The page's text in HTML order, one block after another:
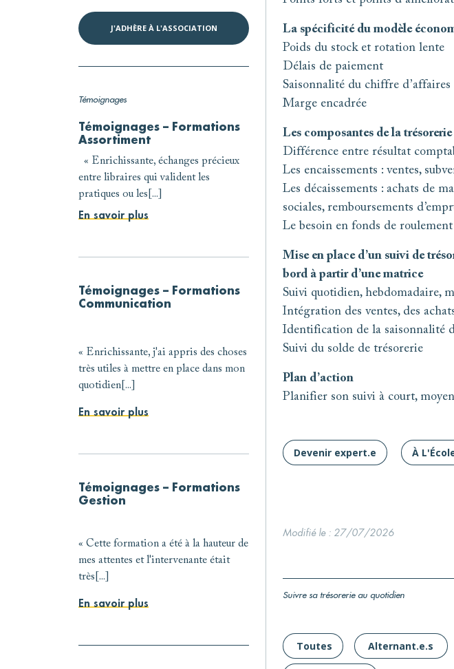
La spécificité du modèle
Poids du stock et rotation lente
Délais de paiement
Saisonnalité du chiffre d’affaires
Marge encadrée
Les composantes de la trésorerie
Différence entre résultat
Les encaissements : ventes,
Les décaissements : achats de
sociales, remboursements
Le besoin en fonds de
Mise en place d’un suivi de
bord à partir d’une matrice
Suivi quotidien, hebdomadaire,
Intégration des ventes, des
Identification de la saisonnalité
Suivi du solde de trésorerie
Plan d’action
Planifier son suivi à court,
Devenir expert.e À
Modifié le : 27/07/2026
Suivre sa trésorerie au quotidien
Toutes Alternant.e.s
J'ADHÈRE À L'ASSOCIATION
Témoignages
Témoignages – Formations
Assortiment
« Enrichissante, échanges précieux
entre libraires qui valident les
pratiques ou les[...]
En savoir plus
Témoignages – Formations
Communication
« Enrichissante, j'ai appris des choses
très utiles à mettre en place dans mon
quotidien[...]
En savoir plus
Témoignages – Formations
Gestion
« Cette formation a été à la hauteur de
mes attentes et l'intervenante était
très[...]
En savoir plus